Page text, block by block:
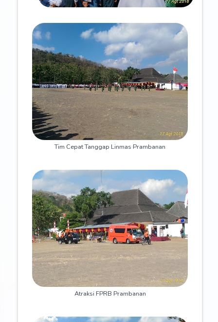
Tim Cepat Tanggap Linmas Prambanan
Atraksi FPRB Prambanan